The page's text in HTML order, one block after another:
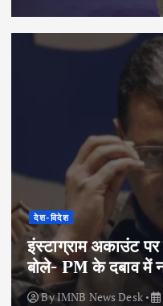
देश-विदेश
इंस्टाग्राम अकाउंट
बोले- PM के दबाव
ByIMNB News Desk